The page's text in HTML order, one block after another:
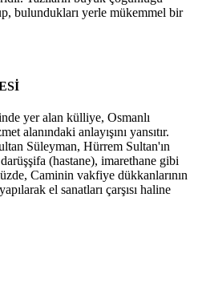
bulundukları yerle mükemmel bir
yer alan külliye, Osmanlı
alanındaki anlayışını yansıtır.
Süleyman, Hürrem Sultan'ın
(hastane), imarethane gibi
Caminin vakfiye dükkanlarının
el sanatları çarşısı haline